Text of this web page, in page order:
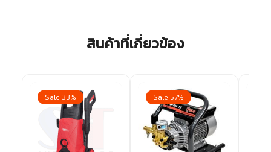
สินค้าที่เกี่ยวข้อง
Sale 33% Sale 57%